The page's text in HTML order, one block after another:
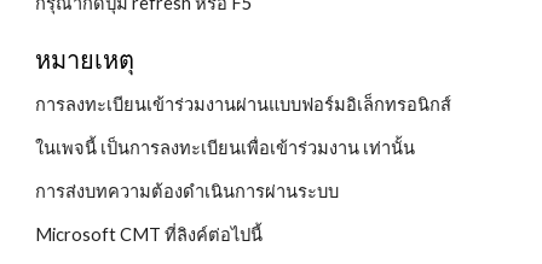
หมายเหตุ
การลงทะเบียนเข้าร่วมงานผ่านแบบฟอร์มอิเล็กทรอนิกส์
ในเพจนี้ เป็นการลงทะเบียนเพื่อเข้าร่วมงาน เท่านั้น
การส่งบทความต้องดำเนินการผ่านระบบ
Microsoft CMT ที่ลิงค์ต่อไปนี้